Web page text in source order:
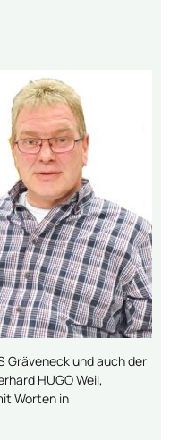
Gräveneck und auch der
HUGO Weil,
Worten in